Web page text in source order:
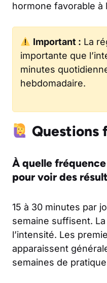
hormone favorable à
Important : La
importante que
minutes
hebdomadaire.
Questions
À quelle
pour voir des
15 à 30 minutes par
semaine suffisent.
l’intensité. Les
apparaissent
semaines de